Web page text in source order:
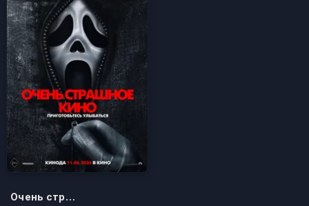
Очень страшное кино